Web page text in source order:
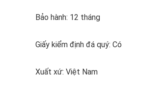
Bảo hành: 12 tháng
Giấy kiểm định đá quý: Có
Xuất xứ: Việt Nam